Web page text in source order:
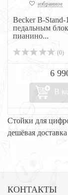
избранное
Becker B-Stand-
педальным
пианино...
(0)
6
В
Стойки для
дешёвая
КОНТАКТЫ